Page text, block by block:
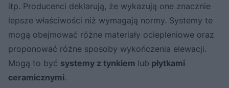
itp. Producenci deklarują, że wykazują one znacznie
lepsze właściwości niż wymagają normy. Systemy te
mogą obejmować różne materiały ociepleniowe oraz
proponować różne sposoby wykończenia elewacji.
Mogą to być systemy z tynkiem lub płytkami
ceramicznymi.